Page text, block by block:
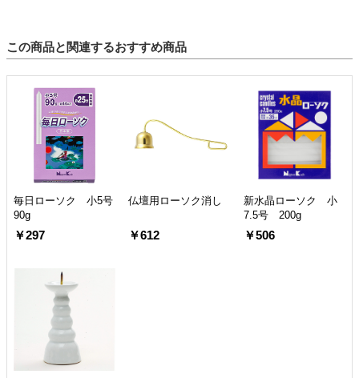
この商品と関連するおすすめ商品
毎日ローソク 小5号
90g
￥297
仏壇用ローソク消し
￥612
新水晶ローソク 小
7.5号 200g
￥506